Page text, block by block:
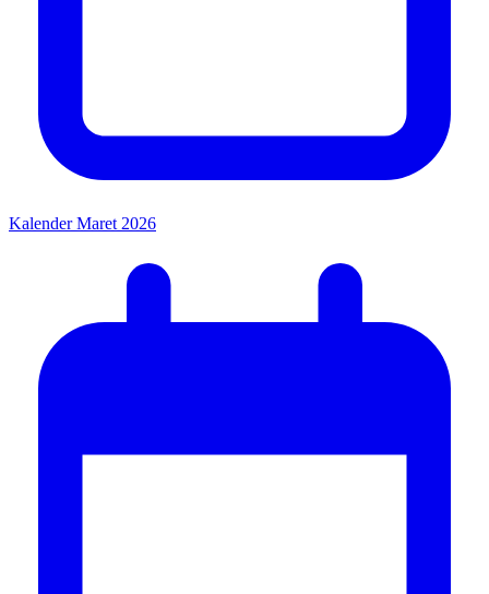
Kalender Maret 2026